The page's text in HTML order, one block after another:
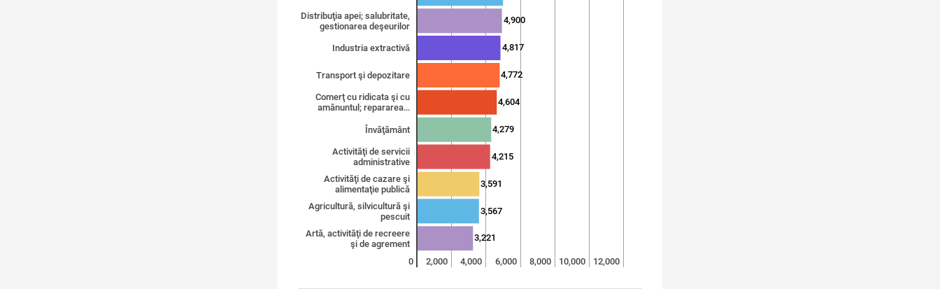
Distribuţia apei; salubritate,
gestionarea deşeurilor
Industria extractivă
Transport şi depozitare
Comerţ cu ridicata şi cu
amănuntul; repararea…
Învăţământ
Activităţi de servicii
administrative
Activităţi de cazare şi
alimentaţie publică
Agricultură, silvicultură şi
pescuit
Artă, activităţi de recreere
şi de agrement
0 2,000 4,000 6,000 8,000 10,000 12,000
4,900
4,817
4,772
4,604
4,279
4,215
3,591
3,567
3,221